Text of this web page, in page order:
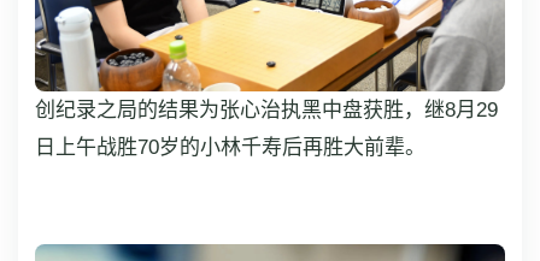
创纪录之局的结果为张心治执黑中盘获胜，继8月29
日上午战胜70岁的小林千寿后再胜大前辈。